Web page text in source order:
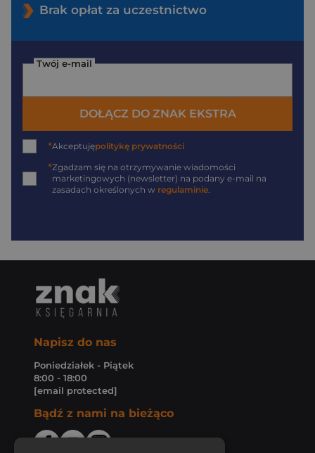
Brak opłat za uczestnictwo
Twój e-mail
DOŁĄCZ DO ZNAK EKSTRA
*Akceptujępolitykę prywatności
*Zgadzam się na otrzymywanie wiadomości
marketingowych (newsletter) na podany e-mail na
zasadach określonych w regulaminie.
Napisz do nas
Poniedziałek - Piątek
8:00 - 18:00
[email protected]
Bądź z nami na bieżąco